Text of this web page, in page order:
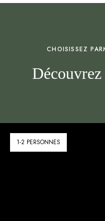
CHOISISSEZ
1-2 PERSONNES